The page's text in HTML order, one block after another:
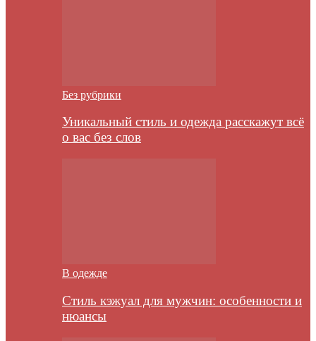
Без рубрики
Уникальный стиль и одежда расскажут всё
о вас без слов
В одежде
Стиль кэжуал для мужчин: особенности и
нюансы